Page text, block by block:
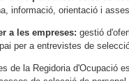
informació, orientació i
a les empreses: gestió
per a entrevistes de
de la Regidoria d'Ocupació